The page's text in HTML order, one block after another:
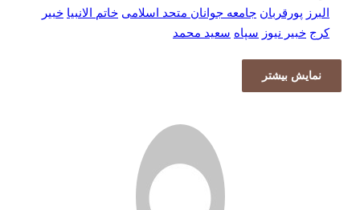
البرز پورقربان جامعه جوانان متحد اسلامی خاتم الانبیا خبیر
کرج خبیر نیوز سپاه سعید محمد
نمایش بیشتر